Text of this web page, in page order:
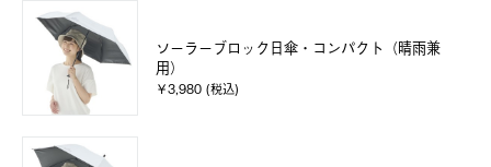
ソーラーブロック日傘・コンパクト（晴雨兼
用）
￥3,980 (税込)